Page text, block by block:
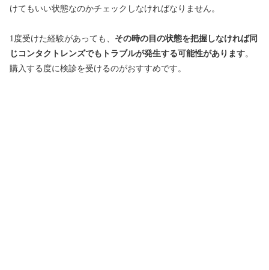
けてもいい状態なのかチェックしなければなりません。
1度受けた経験があっても、 その時の目の状態を把握しなければ同
じコンタクトレンズでもトラブルが発生する可能性があります。
購入する度に検診を受けるのがおすすめです。